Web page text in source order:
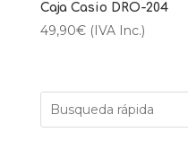
Caja Casio DRO-204
49,90€ (IVA Inc.)